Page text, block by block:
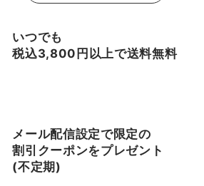
いつでも
税込3,800円以上で送料無料
メール配信設定で限定の
割引クーポンをプレゼント
(不定期)